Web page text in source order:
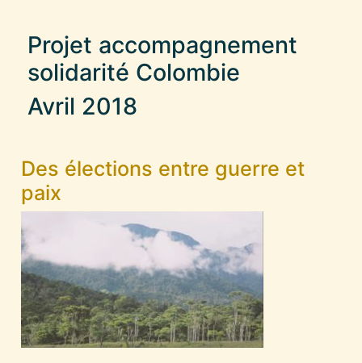
Projet accompagnement
solidarité Colombie
Avril 2018
Des élections entre guerre et
paix